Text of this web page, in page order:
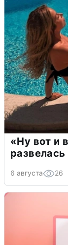
«Ну вот и
6 августа 26